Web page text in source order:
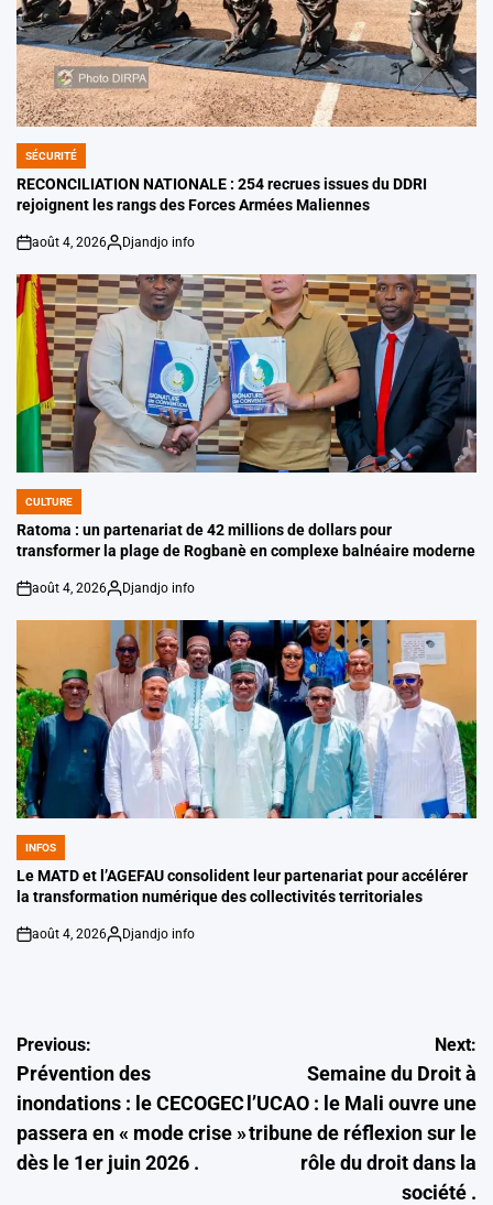
POSTED
IN
SÉCURITÉ
RECONCILIATION NATIONALE : 254 recrues issues du DDRI
rejoignent les rangs des Forces Armées Maliennes
on
août 4, 2026
Posted
Djandjo info
POSTED
IN
CULTURE
Ratoma : un partenariat de 42 millions de dollars pour
transformer la plage de Rogbanè en complexe balnéaire moderne
on
août 4, 2026
Posted
Djandjo info
POSTED
IN
INFOS
Le MATD et l’AGEFAU consolident leur partenariat pour accélérer
la transformation numérique des collectivités territoriales
on
août 4, 2026
Posted
Djandjo info
Navigation
de
l’article
Previous:
Prévention des
inondations : le CECOGEC
passera en « mode crise »
dès le 1er juin 2026 .
Next:
Semaine du Droit à
l’UCAO : le Mali ouvre une
tribune de réflexion sur le
rôle du droit dans la
société .